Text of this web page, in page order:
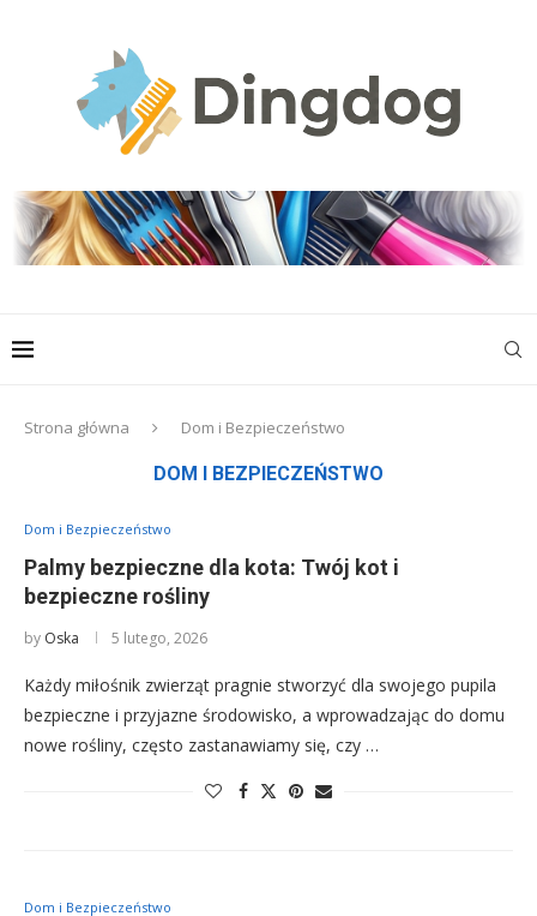
Strona główna Dom i Bezpieczeństwo
DOM I BEZPIECZEŃSTWO
Dom i Bezpieczeństwo
Palmy bezpieczne dla kota: Twój kot i
bezpieczne rośliny
by Oska 5 lutego, 2026
Każdy miłośnik zwierząt pragnie stworzyć dla swojego pupila
bezpieczne i przyjazne środowisko, a wprowadzając do domu
nowe rośliny, często zastanawiamy się, czy …
Dom i Bezpieczeństwo